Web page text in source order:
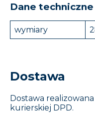
Dane techniczne
wymiary
Dostawa
Dostawa
kurierskiej DPD.